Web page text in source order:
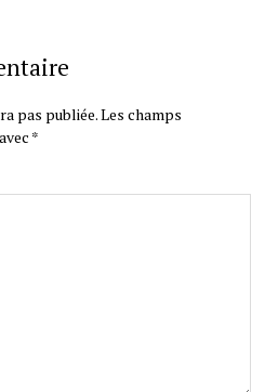
pas publiée.Les champs
*